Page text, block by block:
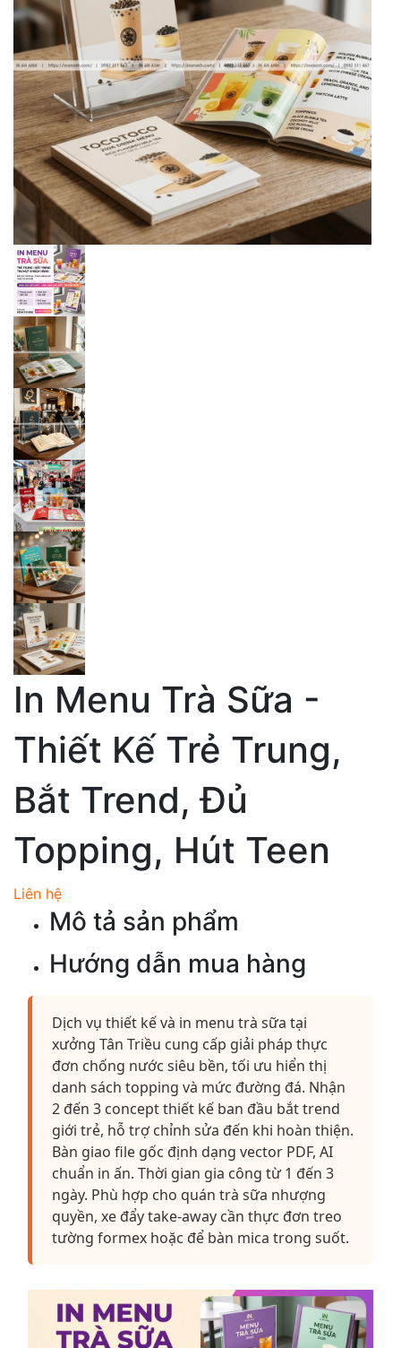
In Menu Trà Sữa -
Thiết Kế Trẻ Trung,
Bắt Trend, Đủ
Topping, Hút Teen
Liên hệ
Mô tả sản phẩm
Hướng dẫn mua hàng
Dịch vụ thiết kế và in menu trà sữa tại
xưởng Tân Triều cung cấp giải pháp thực
đơn chống nước siêu bền, tối ưu hiển thị
danh sách topping và mức đường đá. Nhận
2 đến 3 concept thiết kế ban đầu bắt trend
giới trẻ, hỗ trợ chỉnh sửa đến khi hoàn thiện.
Bàn giao file gốc định dạng vector PDF, AI
chuẩn in ấn. Thời gian gia công từ 1 đến 3
ngày. Phù hợp cho quán trà sữa nhượng
quyền, xe đẩy take-away cần thực đơn treo
tường formex hoặc để bàn mica trong suốt.